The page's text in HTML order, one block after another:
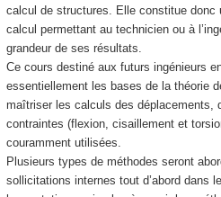
calcul de structures. Elle constitue donc
calcul permettant au technicien ou à
grandeur de ses résultats.
Ce cours destiné aux futurs ingénieurs
essentiellement les bases de la théorie
maîtriser les calculs des déplacements,
contraintes (flexion, cisaillement et
couramment utilisées.
Plusieurs types de méthodes seront
sollicitations internes tout d’abord dans